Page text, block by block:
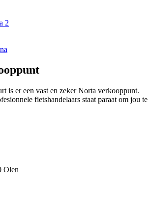
2
is er een vast en zeker Norta verkooppunt.
fietshandelaars staat paraat om jou te
Olen